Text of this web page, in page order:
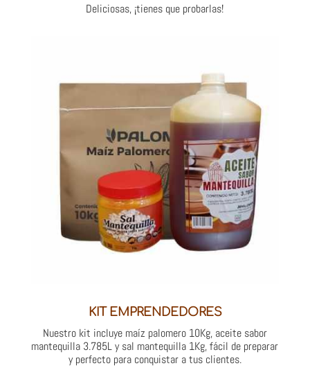
Deliciosas, ¡tienes que probarlas!
KIT EMPRENDEDORES
Nuestro kit incluye maíz palomero 10Kg, aceite sabor
mantequilla 3.785L y sal mantequilla 1Kg, fácil de preparar
y perfecto para conquistar a tus clientes.